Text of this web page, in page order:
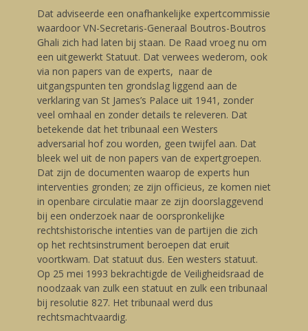
Dat adviseerde een onafhankelijke expertcommissie
waardoor VN-Secretaris-Generaal Boutros-Boutros
Ghali zich had laten bij staan. De Raad vroeg nu om
een uitgewerkt Statuut. Dat verwees wederom, ook
via non papers van de experts, naar de
uitgangspunten ten grondslag liggend aan de
verklaring van St James’s Palace uit 1941, zonder
veel omhaal en zonder details te releveren. Dat
betekende dat het tribunaal een Westers
adversarial hof zou worden, geen twijfel aan. Dat
bleek wel uit de non papers van de expertgroepen.
Dat zijn de documenten waarop de experts hun
interventies gronden; ze zijn officieus, ze komen niet
in openbare circulatie maar ze zijn doorslaggevend
bij een onderzoek naar de oorspronkelijke
rechtshistorische intenties van de partijen die zich
op het rechtsinstrument beroepen dat eruit
voortkwam. Dat statuut dus. Een westers statuut.
Op 25 mei 1993 bekrachtigde de Veiligheidsraad de
noodzaak van zulk een statuut en zulk een tribunaal
bij resolutie 827. Het tribunaal werd dus
rechtsmachtvaardig.